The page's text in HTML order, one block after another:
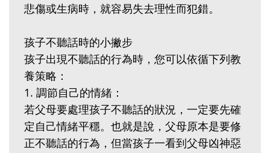
悲傷或生病時，就容易失去理性而犯錯。
孩子不聽話時的小撇步
孩子出現不聽話的行為時，您可以依循下列教
養策略：
1. 調節自己的情緒：
若父母要處理孩子不聽話的狀況，一定要先確
定自己情緒平穩。也就是說，父母原本是要修
正不聽話的行為，但當孩子一看到父母凶神惡